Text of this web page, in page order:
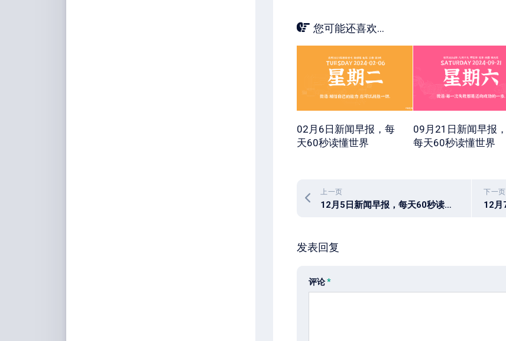
您可能还喜欢...
02月6日新闻早报，每
天60秒读懂世界
09月21日新闻早报，
每天60秒读懂世界
下一页
上一页
12月5日新闻早报，每天60秒读懂世界
发表回复
评论*